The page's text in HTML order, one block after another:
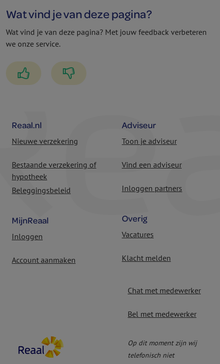
Wat vind je van deze pagina?
Wat vind je van deze pagina? Met jouw feedback verbeteren
we onze service.
Reaal.nl
Nieuwe verzekering
Bestaande verzekering of
hypotheek
Beleggingsbeleid
MijnReaal
Inloggen
Account aanmaken
Adviseur
Toon je adviseur
Vind een adviseur
Inloggen partners
Overig
Vacatures
Klacht melden
Chat met medewerker
Bel met medewerker
Op dit moment zijn wij
telefonisch niet